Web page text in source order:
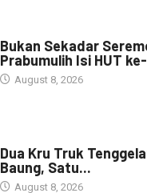
Bukan Sekadar
Prabumulih Isi HUT
August 8, 2026
Dua Kru Truk
Baung, Satu...
August 8, 2026